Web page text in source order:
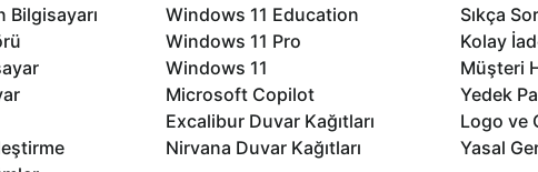
Bilgisayarı
Windows 11 Education
Windows 11 Pro
Windows 11
Microsoft Copilot
Excalibur Duvar Kağıtları
Nirvana Duvar Kağıtları
Sıkça
Kolay
Müşteri
Yedek
Logo ve
Yasal